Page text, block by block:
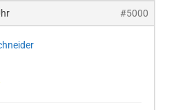
#5000